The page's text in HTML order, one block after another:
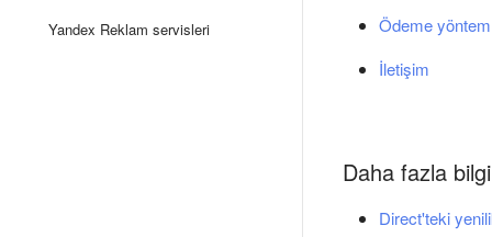
Yandex Reklam servisleri
Ödeme
İletişim
Daha fazla
Direct'teki